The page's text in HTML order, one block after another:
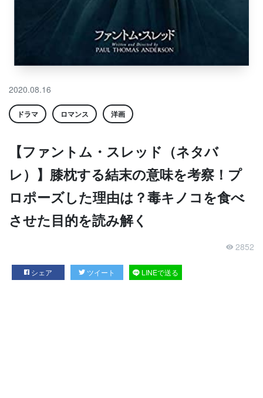
2020.08.16
ドラマ ロマンス 洋画
【ファントム・スレッド（ネタバ
レ）】膝枕する結末の意味を考察！プ
ロポーズした理由は？毒キノコを食べ
させた目的を読み解く
2852
シェア ツイート LINEで送る